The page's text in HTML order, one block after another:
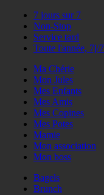
7 jours sur 7
Non-Stop
Service tard
Toute l'année, 7j/7
Ma Chérie
Mon Jules
Mes Enfants
Mes Amis
Mes Copines
Mes Potes
Mamie
Mon association
Mon boss
Bagels
Brunch